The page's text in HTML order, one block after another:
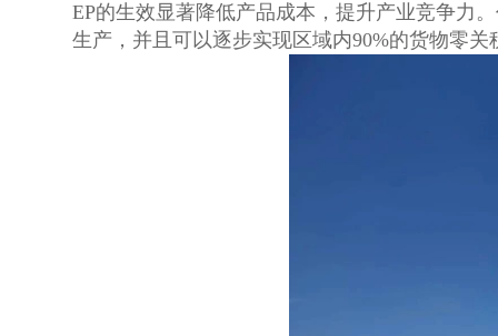
EP的生效显著降低产品成本，提升产业竞争力
生产，并且可以逐步实现区域内90%的货物零